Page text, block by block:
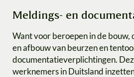
Meldings- en
Want voor beroepen in de
en afbouw van beurzen en
documentatieverplichtingen.
werknemers in Duitsland